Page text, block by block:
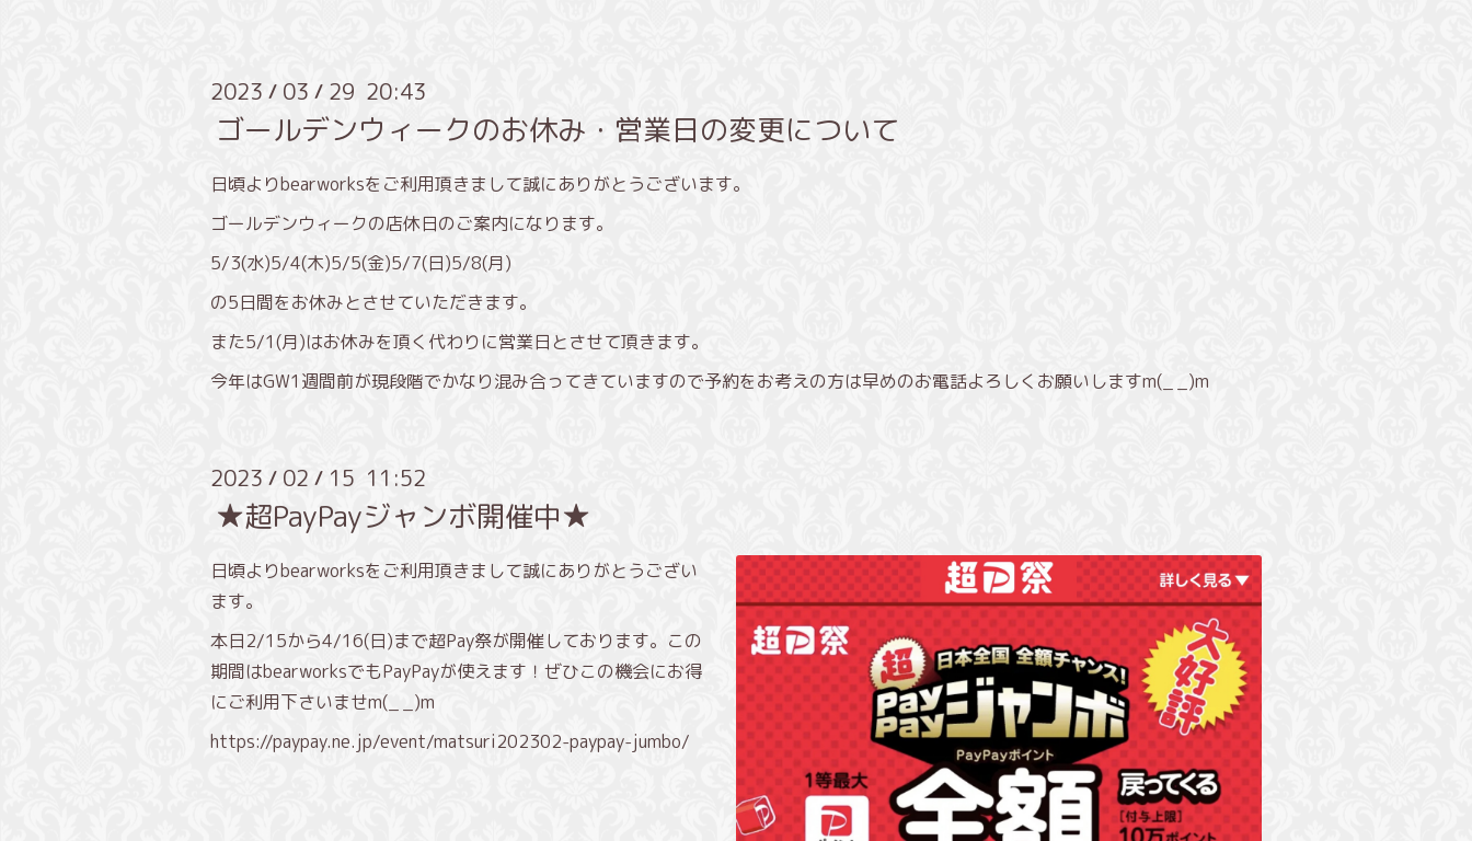
2023 / 03 / 29 20:43
ゴールデンウィークのお休み・営業日の変更について
日頃よりbearworksをご利用頂きまして誠にありがとうございます。
ゴールデンウィークの店休日のご案内になります。
5/3(水)5/4(木)5/5(金)5/7(日)5/8(月)
の5日間をお休みとさせていただきます。
また5/1(月)はお休みを頂く代わりに営業日とさせて頂きます。
今年はGW1週間前が現段階でかなり混み合ってきていますので予約をお考えの方は早めのお電話よろしくお願いしますm(_ _)m
2023 / 02 / 15 11:52
★超PayPayジャンボ開催中★
日頃よりbearworksをご利用頂きまして誠にありがとうござい
ます。
本日2/15から4/16(日)まで超Pay祭が開催しております。この
期間はbearworksでもPayPayが使えます！ぜひこの機会にお得
にご利用下さいませm(_ _)m
https://paypay.ne.jp/event/matsuri202302-paypay-jumbo/